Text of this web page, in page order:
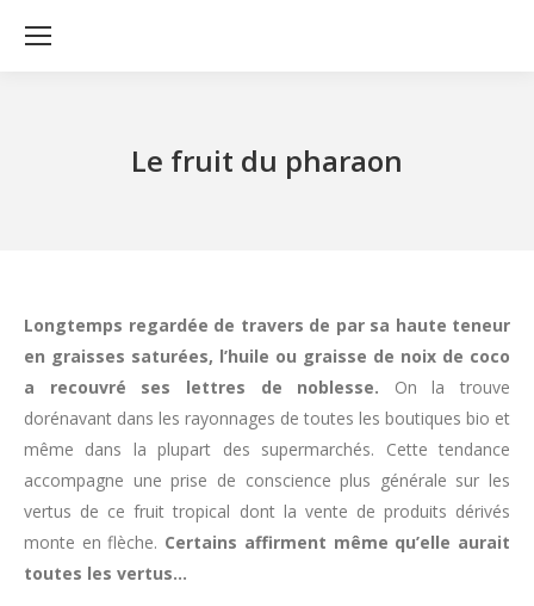
Le fruit du pharaon
Longtemps regardée de travers de par sa haute teneur
en graisses saturées, l’huile ou graisse de noix de coco
a recouvré ses lettres de noblesse. On la trouve
dorénavant dans les rayonnages de toutes les boutiques bio et
même dans la plupart des supermarchés. Cette tendance
accompagne une prise de conscience plus générale sur les
vertus de ce fruit tropical dont la vente de produits dérivés
monte en flèche. Certains affirment même qu’elle aurait
toutes les vertus…